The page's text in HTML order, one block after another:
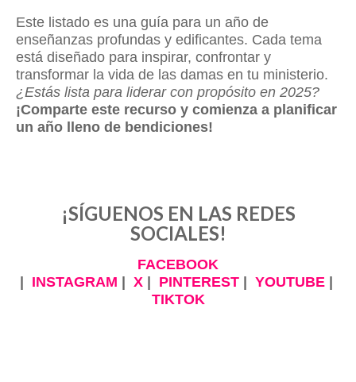
Este listado es una guía para un año de
enseñanzas profundas y edificantes. Cada tema
está diseñado para inspirar, confrontar y
transformar la vida de las damas en tu ministerio.
¿Estás lista para liderar con propósito en 2025?
¡Comparte este recurso y comienza a planificar
un año lleno de bendiciones!
¡SÍGUENOS EN LAS REDES
SOCIALES!
FACEBOOK
| INSTAGRAM | X| PINTEREST| YOUTUBE|
TIKTOK